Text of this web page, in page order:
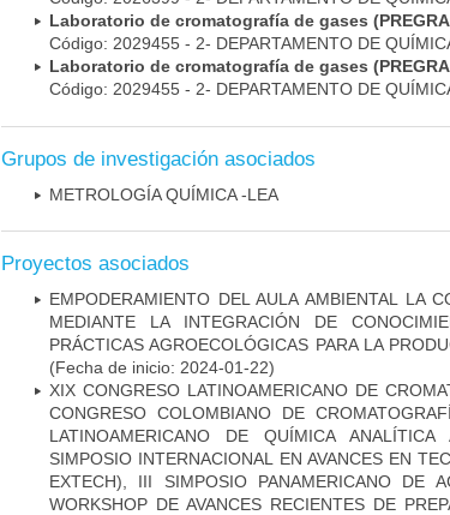
Laboratorio de cromatografía de gases
Código: 2029455 - 2- DEPARTAMENTO DE
Laboratorio de cromatografía de gases
Código: 2029455 - 2- DEPARTAMENTO DE
Grupos de investigación asociados
METROLOGÍA QUÍMICA -LEA
Proyectos asociados
EMPODERAMIENTO DEL AULA AMBIENTAL LA
MEDIANTE LA INTEGRACIÓN DE
PRÁCTICAS AGROECOLÓGICAS PARA LA
(Fecha de inicio: 2024-01-22)
XIX CONGRESO LATINOAMERICANO DE
CONGRESO COLOMBIANO DE
LATINOAMERICANO DE QUÍMICA
SIMPOSIO INTERNACIONAL EN AVANCES EN
EXTECH), III SIMPOSIO PANAMERICANO DE
WORKSHOP DE AVANCES RECIENTES DE